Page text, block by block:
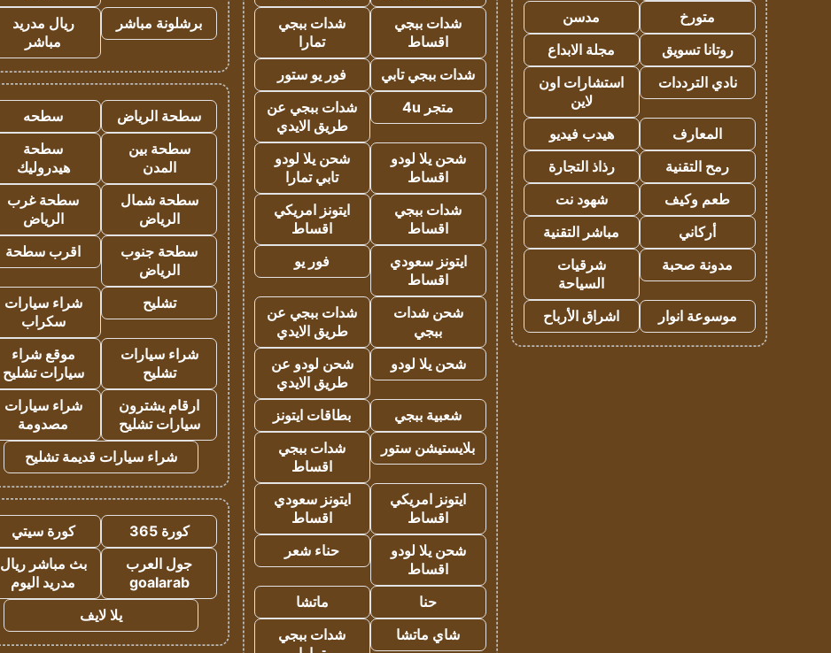
متورخ
مدسن
روتانا تسويق
مجلة الابداع
نادي الترددات
استشارات اون
لاين
المعارف
هيدب فيديو
رمح التقنية
رذاذ التجارة
طعم وكيف
شهود نت
أركاني
مباشر التقنية
مدونة صحبة
شرقيات
السياحة
موسوعة انوار
اشراق الأرباح
شدات ببجي
اقساط
شدات ببجي
تمارا
شدات ببجي تابي
فور يو ستور
متجر 4u
شدات ببجي عن
طريق الايدي
شحن يلا لودو
اقساط
شحن يلا لودو
تابي تمارا
شدات ببجي
اقساط
ايتونز امريكي
اقساط
ايتونز سعودي
اقساط
فور يو
شحن شدات
ببجي
شدات ببجي عن
طريق الايدي
شحن يلا لودو
شحن لودو عن
طريق الايدي
شعبية ببجي
بطاقات ايتونز
بلايستيشن ستور
شدات ببجي
اقساط
ايتونز امريكي
اقساط
ايتونز سعودي
اقساط
شحن يلا لودو
اقساط
حناء شعر
حنا
ماتشا
شاي ماتشا
شدات ببجي
برشلونة مباشر
ريال مدريد
مباشر
سطحة الرياض
سطحه
سطحة بين
المدن
سطحة
هيدروليك
سطحة شمال
الرياض
سطحة غرب
الرياض
سطحة جنوب
الرياض
اقرب سطحة
تشليح
شراء سيارات
سكراب
شراء سيارات
تشليح
موقع شراء
سيارات تشليح
ارقام يشترون
سيارات تشليح
شراء سيارات
مصدومة
شراء سيارات قديمة تشليح
كورة 365
كورة سيتي
جول العرب
goalarab
بث مباشر ريال
مدريد اليوم
يلا لايف